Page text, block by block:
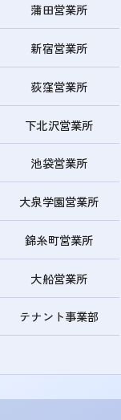
蒲田営業所
新宿営業所
荻窪営業所
下北沢営業所
池袋営業所
大泉学園営業所
錦糸町営業所
大船営業所
テナント事業部